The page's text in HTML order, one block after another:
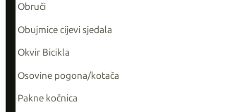
Obruči
Obujmice cijevi sjedala
Okvir Bicikla
Osovine pogona/kotača
Pakne kočnica